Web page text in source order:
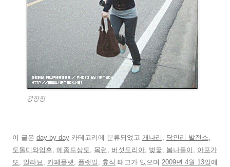
광징징
이 글은 day by day 카테고리에 분류되었고 개나리 당인리 발전소
도돌미와입후 메종드상도 목련 버섯도리아 벚꽃 봄나들이
아포가
또
알라뵤 카페플랫 플랫밀 휴식 태그가 있으며 2009년 4월 13일에